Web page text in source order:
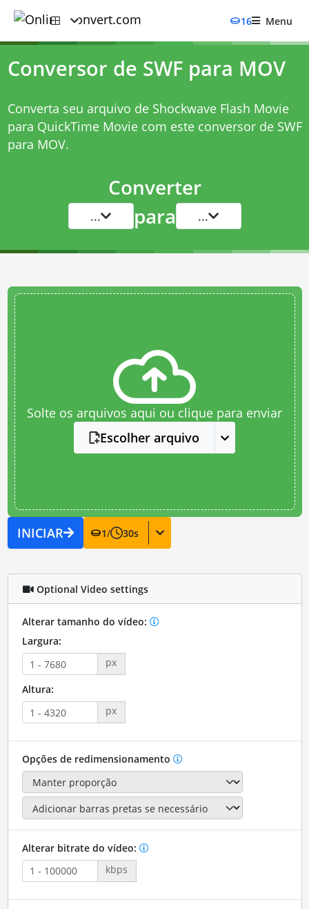
16 Menu
Conversor de SWF para MOV
Converta seu arquivo de Shockwave Flash Movie
para QuickTime Movie com este conversor de SWF
para MOV.
Converter
... para ...
Solte os arquivos aqui ou clique para enviar
Escolher arquivo
INICIAR 1/ 30s
Optional Video settings
Alterar tamanho do vídeo:
Largura:
px
Altura:
px
Opções de redimensionamento
Alterar bitrate do vídeo:
kbps